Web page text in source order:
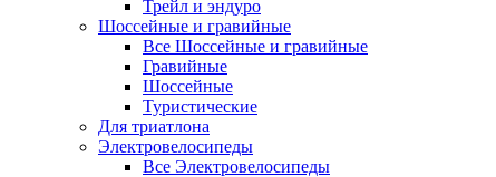
Трейл и эндуро
Шоссейные и гравийные
Все Шоссейные и гравийные
Гравийные
Шоссейные
Туристические
Для триатлона
Электровелосипеды
Все Электровелосипеды